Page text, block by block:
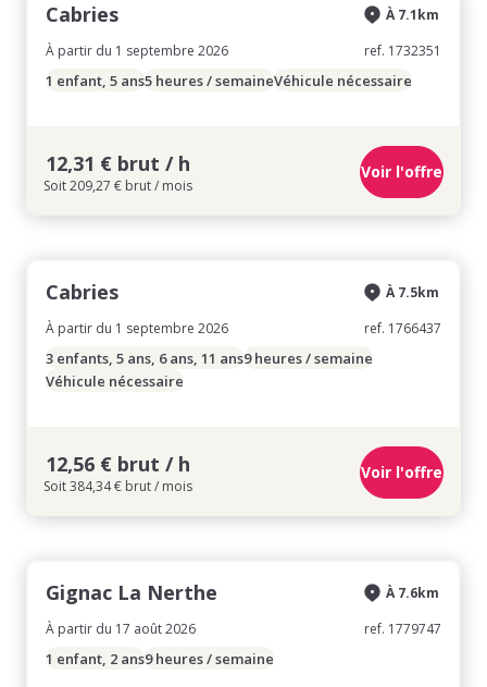
Cabries
À partir du 1 septembre 2026
À 7.1km
ref. 1732351
1 enfant, 5 ans5 heures / semaineVéhicule nécessaire
12,31 € brut / h
Soit 209,27 € brut / mois
Voir l'offre
Cabries
À partir du 1 septembre 2026
À 7.5km
ref. 1766437
3 enfants, 5 ans, 6 ans, 11 ans9 heures / semaine
Véhicule nécessaire
12,56 € brut / h
Soit 384,34 € brut / mois
Voir l'offre
Gignac La Nerthe
À partir du 17 août 2026
À 7.6km
ref. 1779747
1 enfant, 2 ans9 heures / semaine